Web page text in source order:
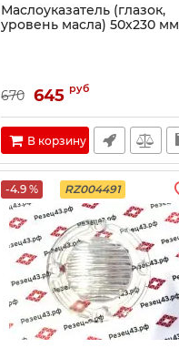
Маслоуказатель (глазок,
уровень масла) 50х230 мм
670 645 руб
В корзину
-4.9 % RZ004491